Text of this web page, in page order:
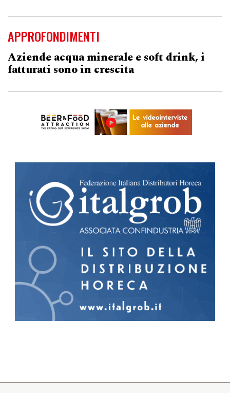
APPROFONDIMENTI
Aziende acqua minerale e soft drink, i
fatturati sono in crescita